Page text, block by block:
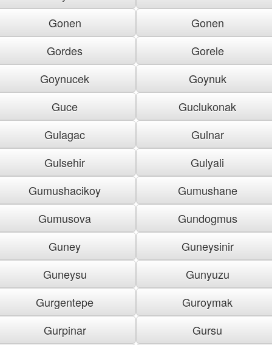
Gonen
Gonen
Gordes
Gorele
Goynucek
Goynuk
Guce
Guclukonak
Gulagac
Gulnar
Gulsehir
Gulyali
Gumushacikoy
Gumushane
Gumusova
Gundogmus
Guney
Guneysinir
Guneysu
Gunyuzu
Gurgentepe
Guroymak
Gurpinar
Gursu